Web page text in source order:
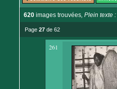
620 images trouvées, Plein texte :
Page 27 de 62
261